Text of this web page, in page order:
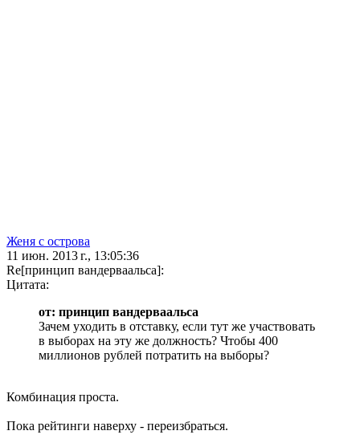
Женя с острова
11 июн. 2013 г., 13:05:36
Re[принцип вандерваальса]:
Цитата:
от: принцип вандерваальса
Зачем уходить в отставку, если тут же участвовать
в выборах на эту же должность? Чтобы 400
миллионов рублей потратить на выборы?
Комбинация проста.
Пока рейтинги наверху - переизбраться.